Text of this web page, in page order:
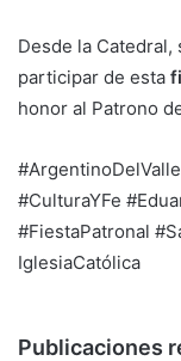
Desde la Catedral,
participar de esta
honor al Patrono
#CulturaYFe
#FiestaPatronal
IglesiaCatólica
Publicaciones